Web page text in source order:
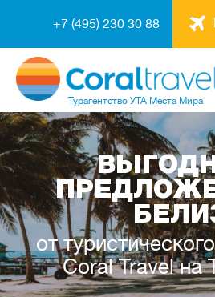
+7 (495) 230 30 88
Турагентство УТА Места Мира
от
Coral Travel на